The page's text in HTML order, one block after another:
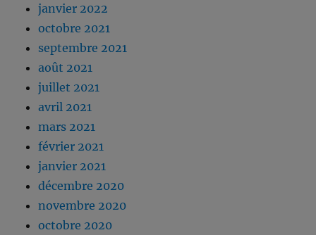
janvier 2022
octobre 2021
septembre 2021
août 2021
juillet 2021
avril 2021
mars 2021
février 2021
janvier 2021
décembre 2020
novembre 2020
octobre 2020